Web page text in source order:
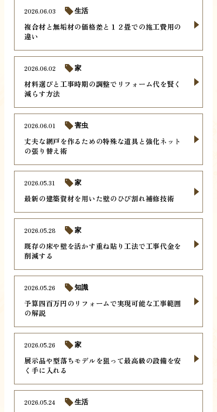
複合材と無垢材の価格差と１２畳での施工費用の
違い
2026.06.03 生活
材料選びと工事時期の調整でリフォーム代を賢く
減らす方法
2026.06.02 家
丈夫な網戸を作るための特殊な道具と強化ネット
の張り替え術
2026.06.01 害虫
最新の建築資材を用いた壁のひび割れ補修技術
2026.05.31 家
既存の床や壁を活かす重ね貼り工法で工事代金を
削減する
2026.05.28 家
予算四百万円のリフォームで実現可能な工事範囲
の解説
2026.05.26 知識
展示品や型落ちモデルを狙って最高級の設備を安
く手に入れる
2026.05.26 家
2026.05.24 生活